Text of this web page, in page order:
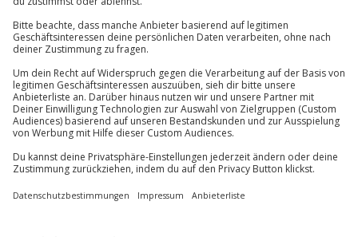
Gutschein gültig für 1 Person
Jochen SchweizerGmbH
Mühldorfstraße 8
81671 München
Du erreichst uns telefonisch zu folgenden Zeiten,
außer an bundesweiten Feiertagen:
Mo-Fr: 8-20 Uhr | Sa: 10-16 Uhr
Du möchtest als Firma bestellen?